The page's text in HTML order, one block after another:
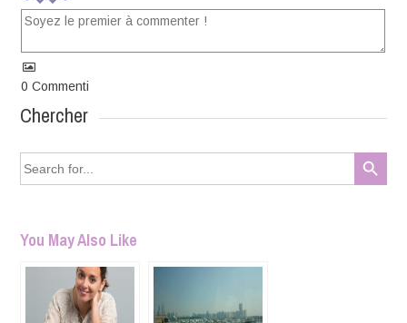
0 Commenti
Chercher
Search
for:
Search Button
You May Also Like